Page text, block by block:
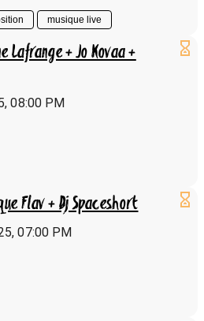
musique live
Lafrange + Jo Kovaa +
08:00 PM
Flav + Dj Spaceshort
07:00 PM